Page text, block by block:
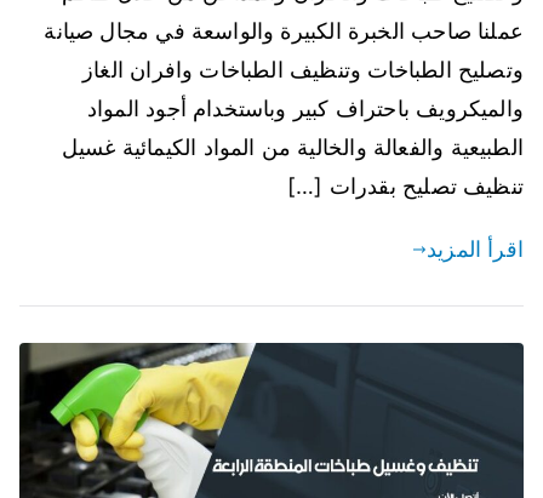
عملنا صاحب الخبرة الكبيرة والواسعة في مجال صيانة
وتصليح الطباخات وتنظيف الطباخات وافران الغاز
والميكرويف باحتراف كبير وباستخدام أجود المواد
الطبيعية والفعالة والخالية من المواد الكيمائية غسيل
تنظيف تصليح بقدرات […]
اقرأ المزيد